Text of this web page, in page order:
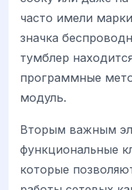
часто имели
значка
тумблер
программные
модуль.
Вторым важным
функциональные
которые